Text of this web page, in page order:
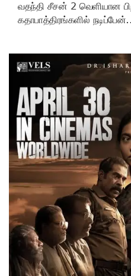
வதந்தி சீசன் 2 வெளியான
கதாபாத்திரங்களில்